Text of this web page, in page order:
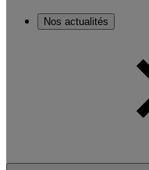
Nos actualités